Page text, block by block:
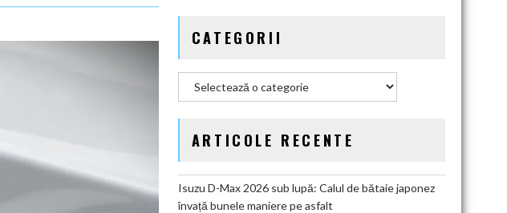
CATEGORII
ARTICOLE RECENTE
Isuzu D-Max 2026 sub lupă: Calul de bătaie japonez
învață bunele maniere pe asfalt